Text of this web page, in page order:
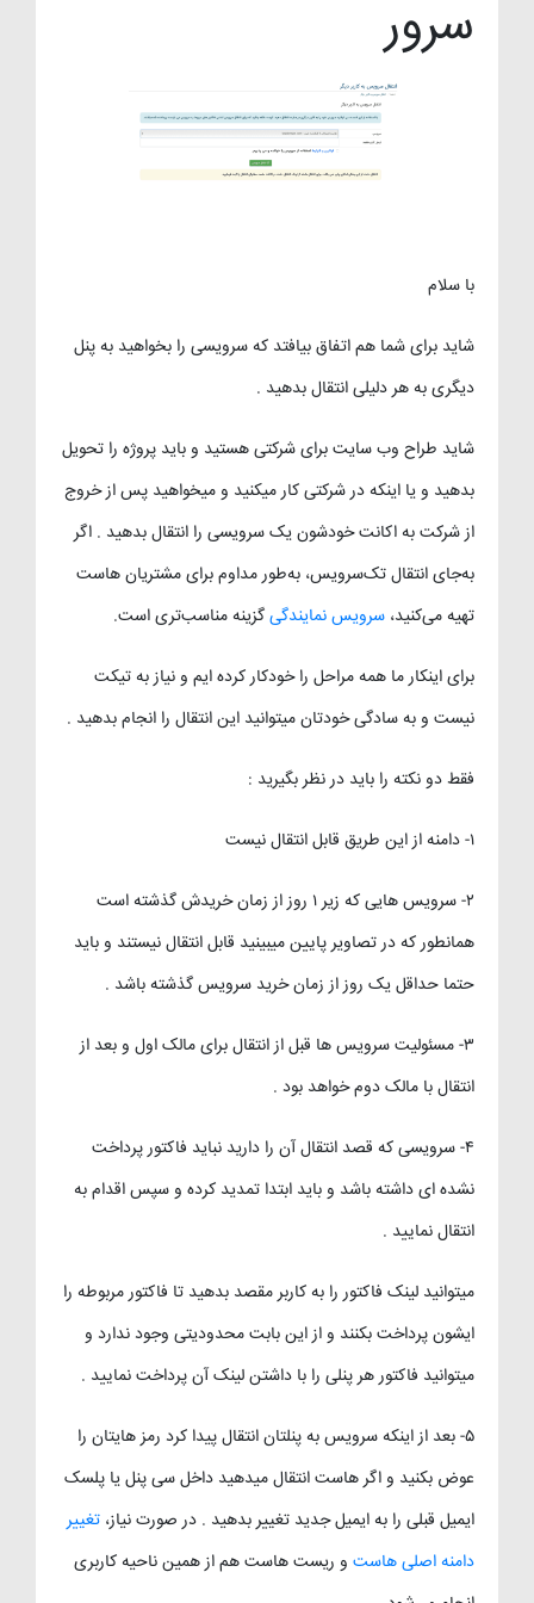
سرور
با سلام
شاید برای شما هم اتفاق بیافتد که سرویسی را بخواهید به پنل
دیگری به هر دلیلی انتقال بدهید .
شاید طراح وب سایت برای شرکتی هستید و باید پروژه را تحویل
بدهید و یا اینکه در شرکتی کار میکنید و میخواهید پس از خروج
از شرکت به اکانت خودشون یک سرویسی را انتقال بدهید . اگر
به‌جای انتقال تک‌سرویس، به‌طور مداوم برای مشتریان هاست
تهیه می‌کنید، سرویس نمایندگیگزینه مناسب‌تری است.
برای اینکار ما همه مراحل را خودکار کرده ایم و نیاز به تیکت
نیست و به سادگی خودتان میتوانید این انتقال را انجام بدهید .
فقط دو نکته را باید در نظر بگیرید :
۱- دامنه از این طریق قابل انتقال نیست
۲- سرویس هایی که زیر ۱ روز از زمان خریدش گذشته است
همانطور که در تصاویر پایین میبینید قابل انتقال نیستند و باید
حتما حداقل یک روز از زمان خرید سرویس گذشته باشد .
۳- مسئولیت سرویس ها قبل از انتقال برای مالک اول و بعد از
انتقال با مالک دوم خواهد بود .
۴- سرویسی که قصد انتقال آن را دارید نباید فاکتور پرداخت
نشده ای داشته باشد و باید ابتدا تمدید کرده و سپس اقدام به
انتقال نمایید .
میتوانید لینک فاکتور را به کاربر مقصد بدهید تا فاکتور مربوطه را
ایشون پرداخت بکنند و از این بابت محدودیتی وجود ندارد و
میتوانید فاکتور هر پنلی را با داشتن لینک آن پرداخت نمایید .
۵- بعد از اینکه سرویس به پنلتان انتقال پیدا کرد رمز هایتان را
عوض بکنید و اگر هاست انتقال میدهید داخل سی پنل یا پلسک
ایمیل قبلی را به ایمیل جدید تغییر بدهید . در صورت نیاز، تغییر
دامنه اصلی هاست و ریست هاست هم از همین ناحیه کاربری